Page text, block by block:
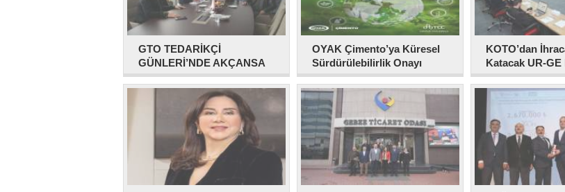
GTO TEDARİKÇİ
GÜNLERİ’NDE AKÇANSA
ÇİMENTO SANAYİ
BULUŞMASI
OYAK Çimento’ya Küresel
Sürdürülebilirlik Onayı
KOTO’dan
Katacak UR-GE